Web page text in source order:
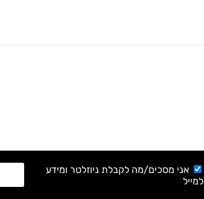
אני מסכים/מה לקבלת ניוזלטר ומידע
למייל